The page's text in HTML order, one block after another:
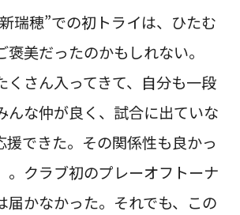
瑞穂”での初トライは、ひたむ
褒美だったのかもしれない。
くさん入ってきて、自分も一段
んな仲が良く、試合に出ていな
援できた。その関係性も良かっ
。クラブ初のプレーオフトーナ
届かなかった。それでも、この